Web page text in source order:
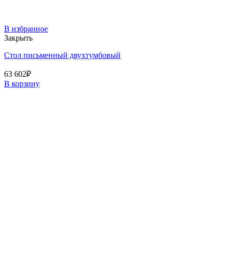
В избранное
Закрыть
Стол письменный двухтумбовый
63 602₽
В корзину